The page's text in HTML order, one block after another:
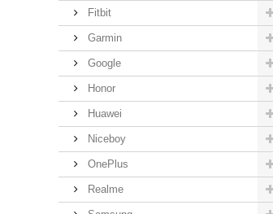
Fitbit
Garmin
Google
Honor
Huawei
Niceboy
OnePlus
Realme